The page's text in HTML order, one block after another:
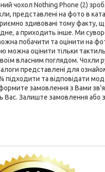
чохол Nothing Phone (2)
представлені на фото в
здивовані тому факту,
а приходить інше. Ми
побачити та оцінити на
можна оцінити тільки
власним поглядом. Чохли
представлені для
підходити та відповідати
замовлення з Вами
Вас. Залиште замовлення або